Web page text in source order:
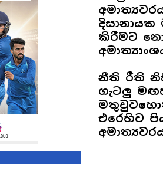
කිරීමට
නීති රීති
ගැටලු
එරෙහිව